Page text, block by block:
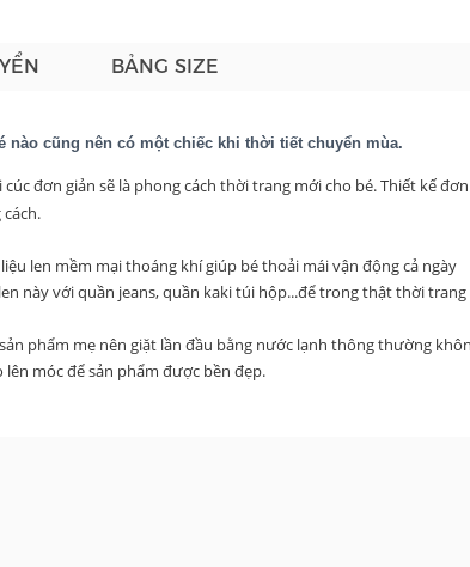
BẢNG SIZE
nào cũng nên có một chiếc khi thời tiết chuyển mùa.
đơn giản sẽ là phong cách thời trang mới cho bé. Thiết kế
len mềm mại thoáng khí giúp bé thoải mái vận động cả ngày
này với quần jeans, quần kaki túi hộp...để trong thật thời
phẩm mẹ nên giặt lần đầu bằng nước lạnh thông thường
móc để sản phẩm được bền đẹp.